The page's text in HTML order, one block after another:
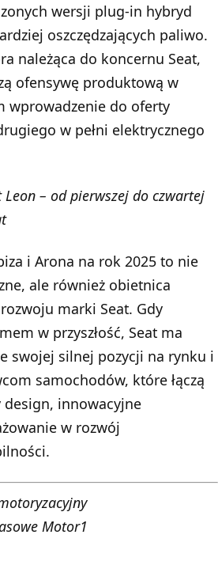
wersji plug-in hybryd
oszczędzających paliwo.
należąca do koncernu Seat,
ofensywę produktową w
wprowadzenie do oferty
w pełni elektrycznego
Leon – od pierwszej do czwartej
i Arona na rok 2025 to nie
ale również obietnica
marki Seat. Gdy
w przyszłość, Seat ma
swojej silnej pozycji na rynku i
samochodów, które łączą
innowacyjne
w rozwój
Motor1